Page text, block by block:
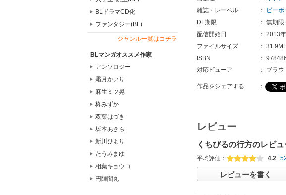
BLドラマCD化
ファンタジー(BL)
ジャンル一覧はコチラ
BLマンガオススメ作家
アンソロジー
霜月かいり
麻生ミツ晃
柊みずか
双葉はづき
坂本あきら
新川ひより
たうみまゆ
相葉キョウコ
円陣闇丸
雑誌・レーベル
：
ビーボ
DL期限
： 無期限
配信開始日
： 2013
ファイルサイズ
：
ISBN
：
対応ビューア
： ブラウ
作品をシェアする ：
レビュー
くちびるの行方のレビュ
平均評価： 4.2
レビューを書く